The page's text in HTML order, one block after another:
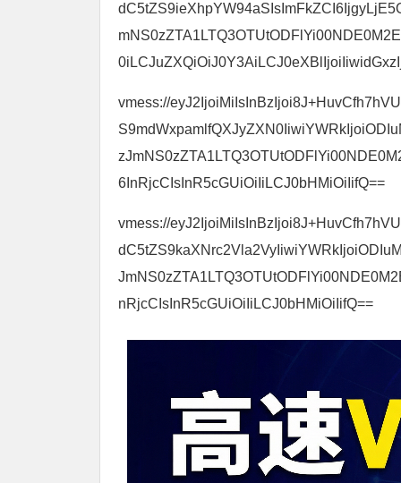
vmess://
6InRjcCIsInR5cGUiOiIiLCJ0bHMiOiIifQ==
vmess://
nRjcCIsInR5cGUiOiIiLCJ0bHMiOiIifQ==